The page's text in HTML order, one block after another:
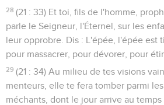
28 (21 : 33) Et toi, fils de l'homme,
parle le Seigneur, l'Éternel, sur les
leur opprobre. Dis : L'épée, l'épée est
pour massacrer, pour dévorer, pour
29 (21 : 34) Au milieu de tes visions
menteurs, elle te fera tomber parmi
méchants, dont le jour arrive au